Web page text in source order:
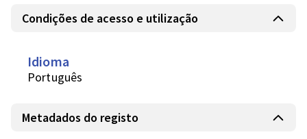
Condições de acesso e utilização
Idioma
Português
Metadados do registo